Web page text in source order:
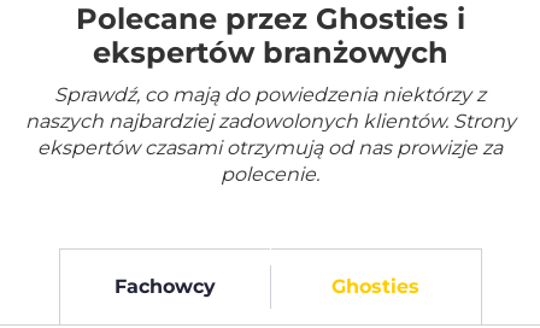
Polecane przez Ghosties i
ekspertów branżowych
Sprawdź, co mają do powiedzenia niektórzy z
naszych najbardziej zadowolonych klientów. Strony
ekspertów czasami otrzymują od nas prowizje za
polecenie.
Fachowcy Ghosties